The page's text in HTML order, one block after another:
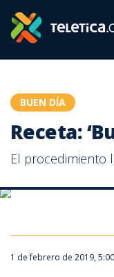
BUEN DÍA
Receta:
El procedimiento
1 de febrero de 2019,